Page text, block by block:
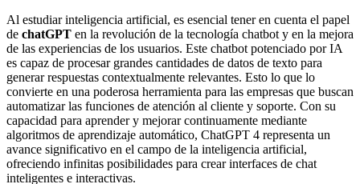
Al estudiar inteligencia artificial, es esencial tener en cuenta el papel
de chatGPT en la revolución de la tecnología chatbot y en la mejora
de las experiencias de los usuarios. Este chatbot potenciado por IA
es capaz de procesar grandes cantidades de datos de texto para
generar respuestas contextualmente relevantes. Esto lo que lo
convierte en una poderosa herramienta para las empresas que buscan
automatizar las funciones de atención al cliente y soporte. Con su
capacidad para aprender y mejorar continuamente mediante
algoritmos de aprendizaje automático, ChatGPT 4 representa un
avance significativo en el campo de la inteligencia artificial,
ofreciendo infinitas posibilidades para crear interfaces de chat
inteligentes e interactivas.